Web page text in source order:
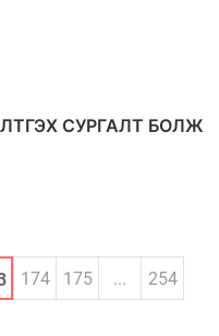
СУРГАЛТ БОЛЖ
174 175 ... 254